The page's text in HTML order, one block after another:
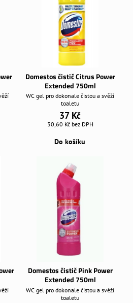
Domestos čistič Citrus Power
Extended 750ml
WC gel pro dokonale čistou a svěží
toaletu
37 Kč
30,60 Kč bez DPH
Do košíku
Domestos čistič Pink Power
Extended 750ml
WC gel pro dokonale čistou a svěží
toaletu